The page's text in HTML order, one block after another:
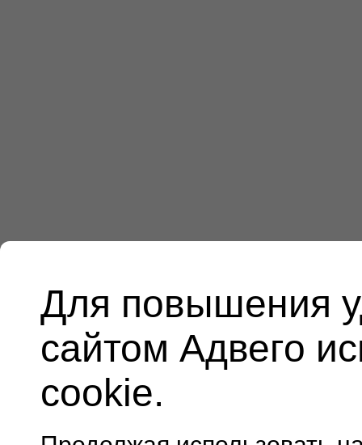
Для повышения
сайтом Адвего
cookie.